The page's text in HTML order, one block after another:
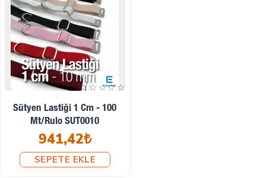
Sütyen Lastiği 1 Cm - 100
Mt/Rulo SUT0010
941,42₺
SEPETE EKLE